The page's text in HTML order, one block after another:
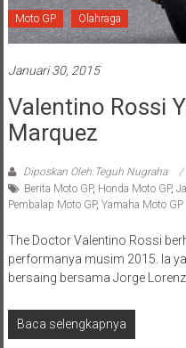
Moto GP Olahraga
Januari 30, 2015
Valentino Rossi
Marquez
Diposkan Oleh:Teguh Nugraha
Berita Moto GP, Honda Moto GP,
Pembalap Moto GP, Yamaha Moto GP
The Doctor Valentino Rossi
performanya musim 2015. Ia
bersaing bersama Jorge
Baca selengkapnya